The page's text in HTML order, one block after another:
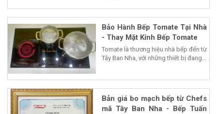
Bảo Hành Bếp Tomate Tại Nhà
- Thay Mặt Kính Bếp Tomate
Tomate là thương hiệu nhà bếp đến từ
Tây Ban Nha, với những thiết bị đang...
Bản giá bo mạch bếp từ Chefs
mã Tây Ban Nha - Bếp Tuấn